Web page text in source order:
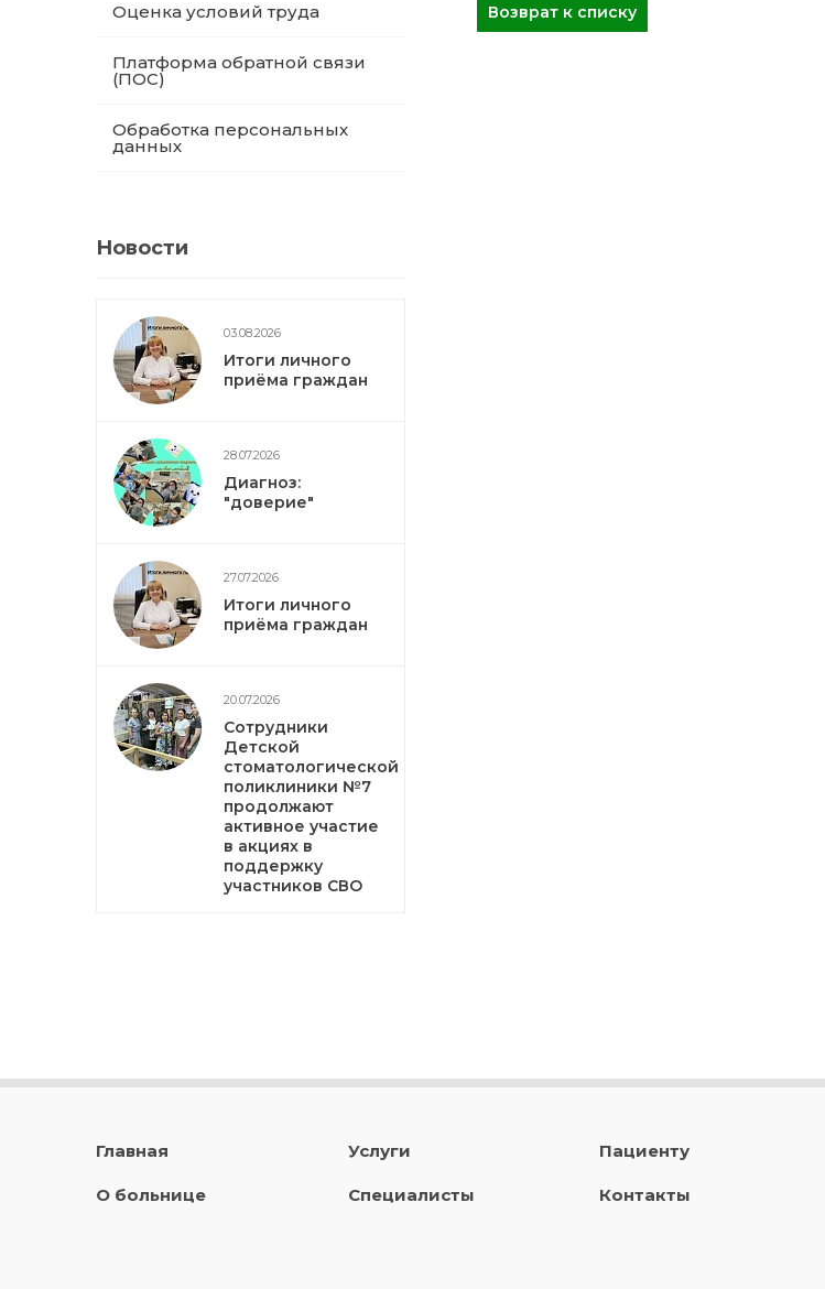
Оценка условий труда
Платформа обратной связи
(ПОС)
Обработка персональных
данных
Новости
03.08.2026
Итоги личного
приёма граждан
28.07.2026
Диагноз:
"доверие"
27.07.2026
Итоги личного
приёма граждан
20.07.2026
Сотрудники
Детской
стоматологической
поликлиники №7
продолжают
активное участие
в акциях в
поддержку
участников СВО
Возврат к списку
Главная
О больнице
Услуги
Специалисты
Пациенту
Контакты